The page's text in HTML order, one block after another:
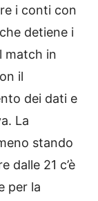
i conti con
detiene i
match in
il
dei dati e
La
stando
dalle 21 c’è
per la